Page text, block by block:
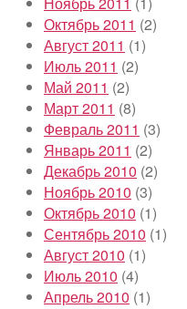
Октябрь 2011 (2)
Август 2011 (1)
Июль 2011 (2)
Май 2011 (2)
Март 2011 (8)
Февраль 2011 (3)
Январь 2011 (2)
Декабрь 2010 (2)
Ноябрь 2010 (3)
Октябрь 2010 (1)
Сентябрь 2010 (1)
Август 2010 (1)
Июль 2010 (4)
Апрель 2010 (1)